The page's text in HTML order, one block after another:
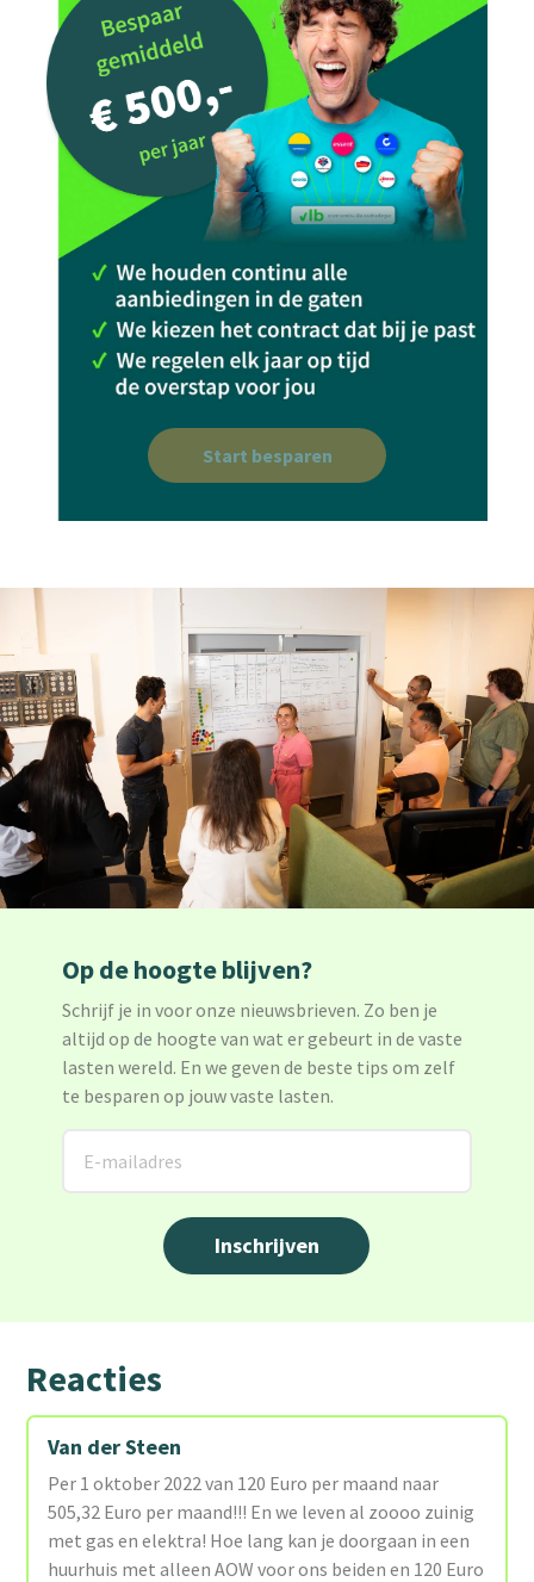
Start besparen
Op de hoogte blijven?
Schrijf je in voor onze nieuwsbrieven. Zo ben je
altijd op de hoogte van wat er gebeurt in de vaste
lasten wereld. En we geven de beste tips om zelf
te besparen op jouw vaste lasten.
Reacties
Van der Steen
Per 1 oktober 2022 van 120 Euro per maand naar
505,32 Euro per maand!!! En we leven al zoooo zuinig
met gas en elektra! Hoe lang kan je doorgaan in een
huurhuis met alleen AOW voor ons beiden en 120 Euro